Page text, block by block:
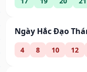
Ngày Hắc Đạo
4 8 10 12